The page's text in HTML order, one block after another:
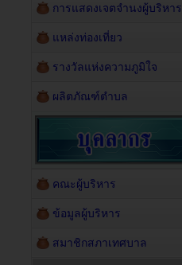
การแสดงเจตจำนงผู้บริหาร
แหล่งท่องเที่ยว
รางวัลแห่งความภูมิใจ
ผลิตภัณฑ์ตำบล
คณะผู้บริหาร
ข้อมูลผู้บริหาร
สมาชิกสภาเทศบาล